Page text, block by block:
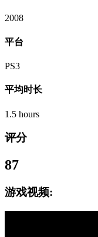
2008
平台
PS3
平均时长
1.5 hours
评分
87
游戏视频: